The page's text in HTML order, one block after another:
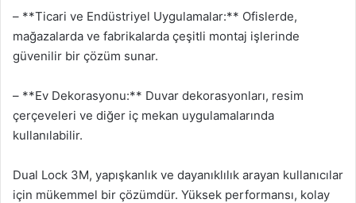
– **Ticari ve Endüstriyel Uygulamalar:** Ofislerde,
mağazalarda ve fabrikalarda çeşitli montaj işlerinde
güvenilir bir çözüm sunar.
– **Ev Dekorasyonu:** Duvar dekorasyonları, resim
çerçeveleri ve diğer iç mekan uygulamalarında
kullanılabilir.
Dual Lock 3M, yapışkanlık ve dayanıklılık arayan kullanıcılar
için mükemmel bir çözümdür. Yüksek performansı, kolay